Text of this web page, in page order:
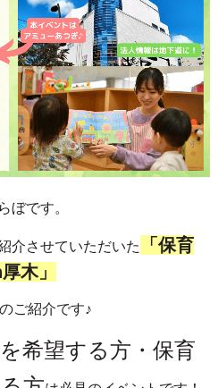
ぼです。
介させていただいた
「保育
木」
ご紹介です♪
希望する方・保育